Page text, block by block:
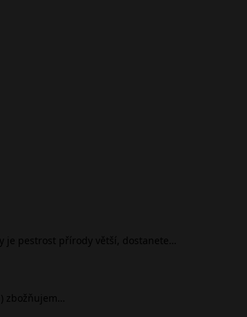
pestrost přírody větší, dostanete…